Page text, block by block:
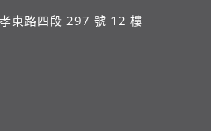
東路四段 297 號 12 樓